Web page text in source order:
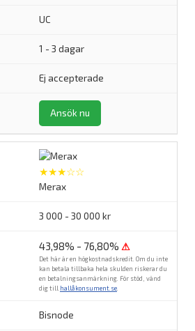
UC
1 - 3 dagar
Ej accepterade
Ansök nu
★★★☆☆
Merax
3 000 - 30 000 kr
43,98% - 76,80% ⚠
Det här är en högkostnadskredit. Om du inte
kan betala tillbaka hela skulden riskerar du
en betalningsanmärkning. För stöd, vänd
dig till hallåkonsument.se
Bisnode